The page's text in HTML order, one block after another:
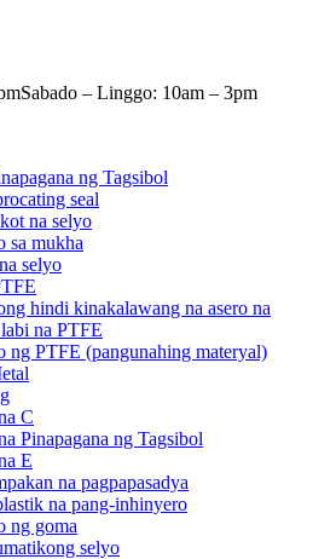
Sabado – Linggo: 10am – 3pm
ng Tagsibol
seal
na selyo
sa mukha
selyo
hindi kinakalawang na asero na
na PTFE
ng PTFE (pangunahing materyal)
C
Pinapagana ng Tagsibol
E
na pagpapasadya
na pang-inhinyero
ng goma
selyo